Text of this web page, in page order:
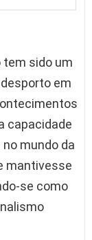
tem sido um
em
capacidade
mundo da
mantivesse
se como